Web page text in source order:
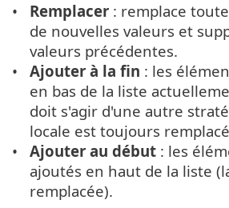
Remplacer : remplace
de nouvelles valeurs et
valeurs précédentes.
Ajouter à la fin : les
en bas de la liste
doit s'agir d'une autre
locale est toujours
Ajouter au début : les
ajoutés en haut de la liste
remplacée).